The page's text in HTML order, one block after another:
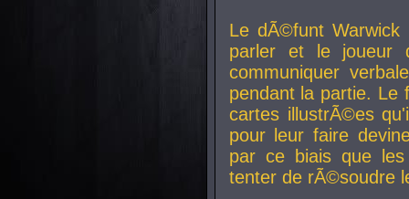
Le dÃ©funt Warwick
parler et le joueur
communiquer
pendant la partie. Le
cartes illustrÃ©es
pour leur faire
par ce biais que
tenter de rÃ©soudre